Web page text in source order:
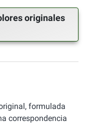
originales
formulada
correspondencia